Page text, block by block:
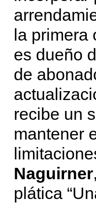
la primera
es dueño
de
recibe un
mantener
Naguirner
plática